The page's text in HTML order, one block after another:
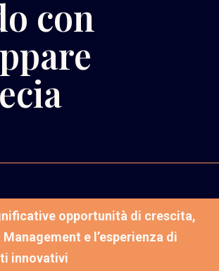
con
opportunità di crescita,
e l’esperienza di
innovativi